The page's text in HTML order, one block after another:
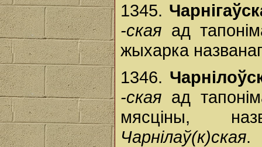
1345.
-ская ад
жыхарка
1346.
-ская ад
мясціны,
Чарнілаў(к)ская.